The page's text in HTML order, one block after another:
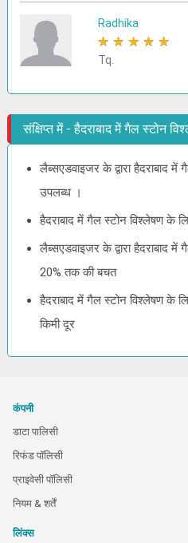
Radhika
★ ★ ★ ★ ★
Tq.
संक्षिप्त में - हैदराबाद में गैल स्टोन
लैब्सएडवाइजर के द्वारा हैदराबाद
उपलब्ध ।
हैदराबाद में गैल स्टोन विश्लेषण के
लैब्सएडवाइजर के द्वारा हैदराबाद
20% तक की बचत
हैदराबाद में गैल स्टोन विश्लेषण के
किमी दूर
कंपनी
डाटा पालिसी
रिफंड पॉलिसी
प्राइवेसी पॉलिसी
नियम & शर्तें
लिंक्स